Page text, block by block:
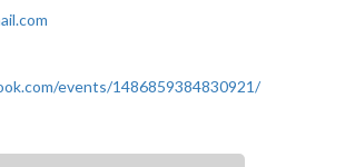
events/1486859384830921/